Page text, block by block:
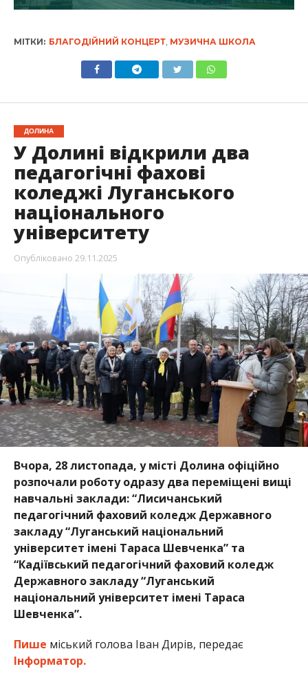
МІТКИ: БЛАГОДІЙНИЙ КОНЦЕРТ, МУЗИЧНА ШКОЛА
ДОЛИНА
У Долині відкрили два
педагогічні фахові
коледжі Луганського
національного
університету
Опубліковано 29.11.2025
Вчора, 28 листопада, у місті Долина офіційно
розпочали роботу одразу два переміщені вищі
навчальні заклади: “Лисичанський
педагогічний фаховий коледж Державного
закладу “Луганський національний
університет імені Тараса Шевченка” та
“Кадіївський педагогічний фаховий коледж
Державного закладу “Луганський
національний університет імені Тараса
Шевченка”.
Пише міський голова Іван Дирів, передає
Інформатор.